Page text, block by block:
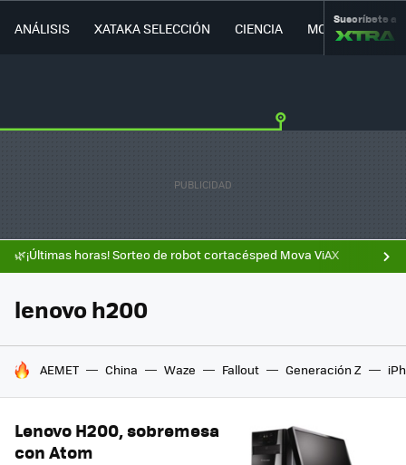
ANÁLISIS XATAKA SELECCIÓN CIENCIA MOVILIDAD
Suscríbete a
🌿¡Últimas horas! Sorteo de robot cortacésped Mova ViAX
lenovo h200
HOY SE HABLA DE
AEMET China Waze Fallout Generación Z
Lenovo H200, sobremesa
con Atom